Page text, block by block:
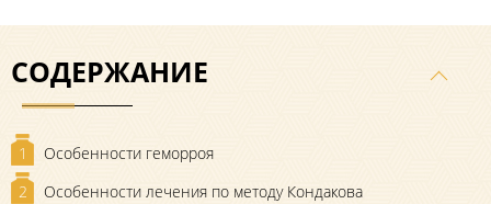
СОДЕРЖАНИЕ
1
Особенности геморроя
2
Особенности лечения по методу Кондакова